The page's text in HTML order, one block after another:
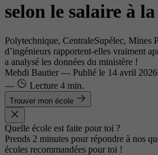
selon le salaire à
Polytechnique, CentraleSupélec, Mines
d’ingénieurs rapportent-elles vraiment
a analysé les données du ministère !
Mehdi Bautier — Publié le 14 avril
—
Lecture 4 min.
Trouver mon école
Quelle école est faite pour toi ?
Prends 2 minutes pour répondre à nos
écoles recommandées pour toi !